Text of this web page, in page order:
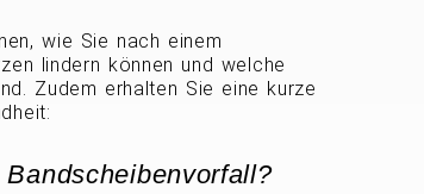
wie Sie nach einem
lindern können und welche
Zudem erhalten Sie eine kurze